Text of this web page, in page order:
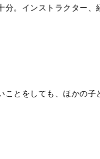
分。インストラクター
ことをしても、ほかの